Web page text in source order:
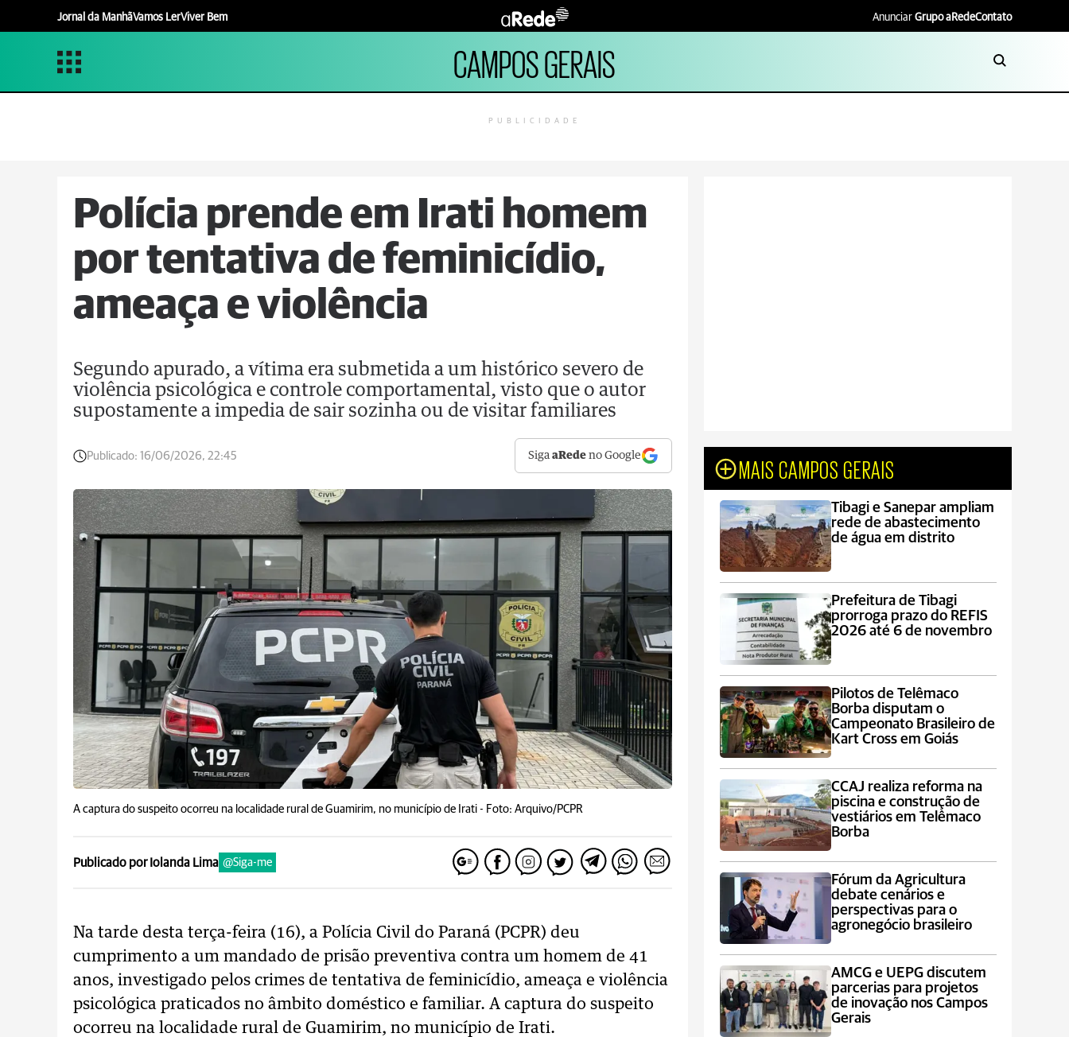
Jornal da ManhãVamos LerViver Bem Anunciar Grupo aRedeContato
CAMPOS GERAIS
PUBLICIDADE
Polícia prende em Irati homem
por tentativa de feminicídio,
ameaça e violência
Segundo apurado, a vítima era submetida a um histórico severo de
violência psicológica e controle comportamental, visto que o autor
supostamente a impedia de sair sozinha ou de visitar familiares
Publicado: 16/06/2026, 22:45 SigaaRede no Google
A captura do suspeito ocorreu na localidade rural de Guamirim, no município de Irati - Foto: Arquivo/PCPR
Publicado por Iolanda Lima @Siga-me
Na tarde desta terça-feira (16), a Polícia Civil do Paraná (PCPR) deu
cumprimento a um mandado de prisão preventiva contra um homem de 41
anos, investigado pelos crimes de tentativa de feminicídio, ameaça e violência
psicológica praticados no âmbito doméstico e familiar. A captura do suspeito
ocorreu na localidade rural de Guamirim, no município de Irati.
MAIS CAMPOS GERAIS
Tibagi e Sanepar ampliam
rede de abastecimento
de água em distrito
Prefeitura de Tibagi
prorroga prazo do REFIS
2026 até 6 de novembro
Pilotos de Telêmaco
Borba disputam o
Campeonato Brasileiro de
Kart Cross em Goiás
CCAJ realiza reforma na
piscina e construção de
vestiários em Telêmaco
Borba
Fórum da Agricultura
debate cenários e
perspectivas para o
agronegócio brasileiro
AMCG e UEPG discutem
parcerias para projetos
de inovação nos Campos
Gerais